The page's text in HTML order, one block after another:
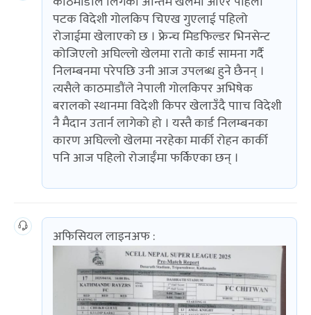
पटक विदेशी गोलकिप चिएख गुएलाई पहिलो
रोजाईमा खेलाएको छ । फ्रेन्च मिडफिल्डर भिनसेन्ट
कोजिएलो अघिल्लो खेलमा रातो कार्ड सामना गर्दै
निलम्बनमा परेपछि उनी आज उपलब्ध हुने छैनन् ।
त्यसैले काठमाडौंले नेपाली गोलकिपर अभिषेक
बरालको स्थानमा विदेशी किपर खेलाउँदै पााच विदेशी
नै मैदान उतार्न लागेको हो । यस्तै कार्ड निलम्बनका
कारण अघिल्लो खेलमा नरहेका मार्की रोहन कार्की
पनि आज पहिलो रोजाईँमा फर्किएका छन् ।
अफिसियल लाइनअफ :